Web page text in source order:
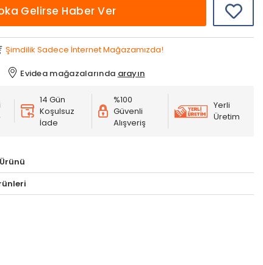
Gelirse Haber Ver
Şimdilik Sadece İnternet Mağazamızda!
Evidea mağazalarında arayın
14 Gün
Koşulsuz
İade
%100
Güvenli
Alışveriş
Yerli
Üretim